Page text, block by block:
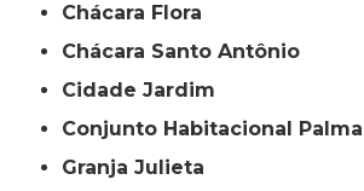
Chácara Flora
Chácara Santo Antônio
Cidade Jardim
Conjunto Habitacional
Granja Julieta